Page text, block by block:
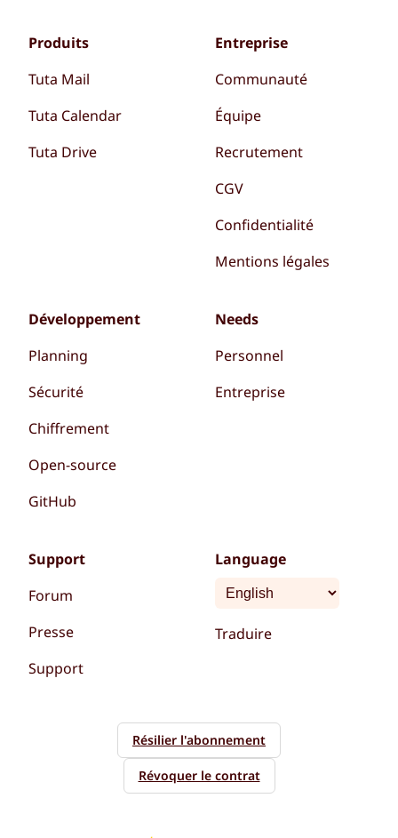
Produits
Tuta Mail
Tuta Calendar
Tuta Drive
Entreprise
Communauté
Équipe
Recrutement
CGV
Confidentialité
Mentions légales
Développement
Planning
Sécurité
Chiffrement
Open-source
GitHub
Needs
Personnel
Entreprise
Support
Forum
Presse
Support
Language
Traduire
Résilier l'abonnement
Révoquer le contrat